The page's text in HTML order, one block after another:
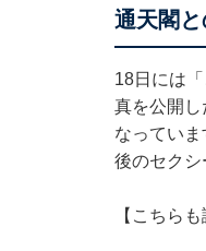
通天閣
18日には
真を公開
なってい
後のセクシ
【こちら